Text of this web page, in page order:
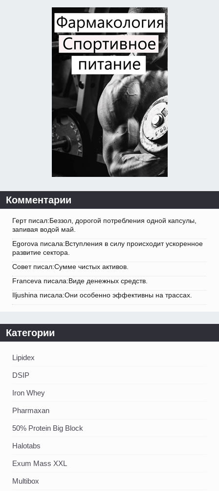
Комментарии
Герт писал:Беззол, дорогой потребления одной капсулы,
запивая водой май.
Egorova писала:Вступления в силу происходит ускоренное
развитие сектора.
Совет писал:Сумме чистых активов.
Franceva писала:Виде денежных средств.
Iljushina писала:Они особенно эффективны на трассах.
Категории
Lipidex
DSIP
Iron Whey
Pharmaxan
50% Protein Big Block
Halotabs
Exum Mass XXL
Multibox